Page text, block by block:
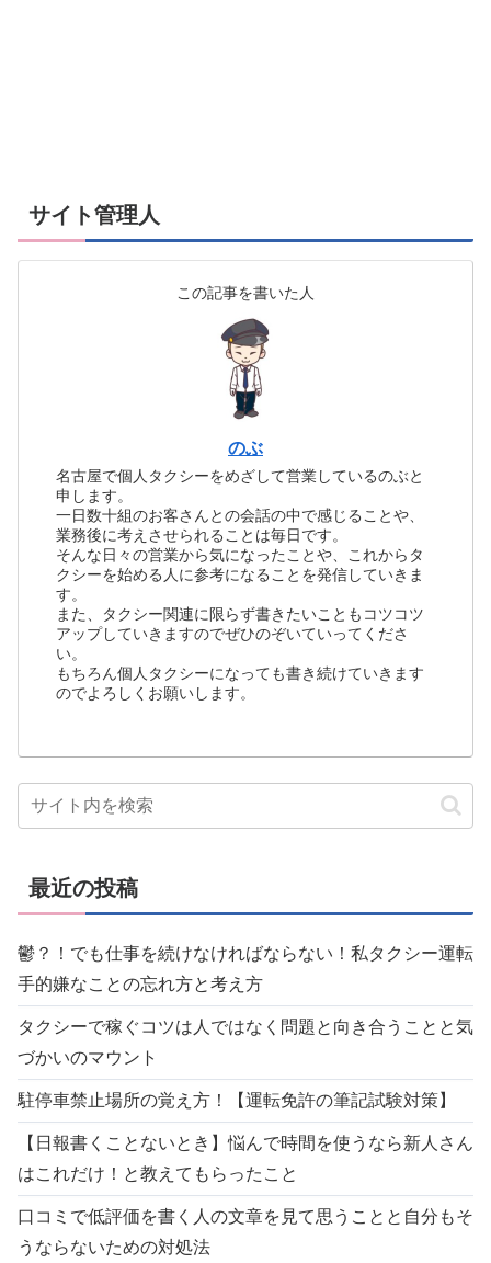
サイト管理人
この記事を書いた人
のぶ
名古屋で個人タクシーをめざして営業しているのぶと
申します。
一日数十組のお客さんとの会話の中で感じることや、
業務後に考えさせられることは毎日です。
そんな日々の営業から気になったことや、これからタ
クシーを始める人に参考になることを発信していきま
す。
また、タクシー関連に限らず書きたいこともコツコツ
アップしていきますのでぜひのぞいていってくださ
い。
もちろん個人タクシーになっても書き続けていきます
のでよろしくお願いします。
最近の投稿
鬱？！でも仕事を続けなければならない！私タクシー運転
手的嫌なことの忘れ方と考え方
タクシーで稼ぐコツは人ではなく問題と向き合うことと気
づかいのマウント
駐停車禁止場所の覚え方！【運転免許の筆記試験対策】
【日報書くことないとき】悩んで時間を使うなら新人さん
はこれだけ！と教えてもらったこと
口コミで低評価を書く人の文章を見て思うことと自分もそ
うならないための対処法